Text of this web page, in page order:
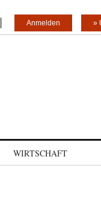
»
Anmelden
WIRTSCHAFT